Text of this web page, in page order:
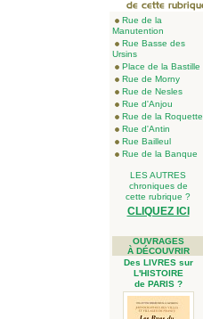
Rue de la
Manutention
Rue Basse des
Ursins
Place de la Bastille
Rue de Morny
Rue de Nesles
Rue d'Anjou
Rue de la Roquette
Rue d'Antin
Rue Bailleul
Rue de la Banque
LES AUTRES
chroniques de
cette rubrique ?
CLIQUEZ ICI
OUVRAGES
À DÉCOUVRIR
Des LIVRES sur
L'HISTOIRE
de PARIS ?